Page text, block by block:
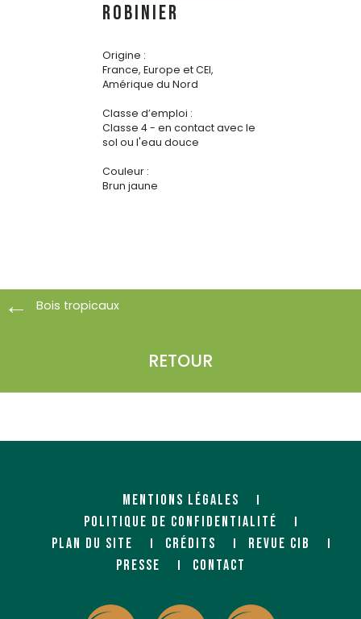
ROBINIER
Origine :
France, Europe et CEI,
Amérique du Nord
Classe d’emploi :
Classe 4 - en contact avec le
sol ou l'eau douce
Couleur :
Brun jaune
Bois tropicaux
RETOUR
MENTIONS LÉGALES
POLITIQUE DE CONFIDENTIALITÉ
PLAN DU SITE
CRÉDITS
REVUE CIB
PRESSE
CONTACT